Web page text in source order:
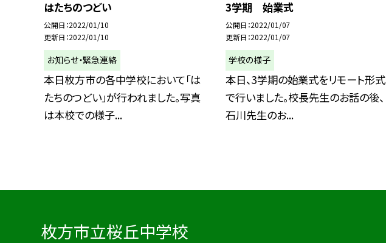
はたちのつどい
公開日 2022/01/10
更新日 2022/01/10
お知らせ・緊急連絡
本日枚方市の各中学校において「は
たちのつどい」が行われました。写真
は本校での様子...
3学期 始業式
公開日 2022/01/07
更新日 2022/01/07
学校の様子
本日、3学期の始業式をリモート形式
で行いました。校長先生のお話の後、
石川先生のお...
枚方市立桜丘中学校